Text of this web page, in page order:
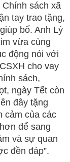
sách xã
tay trao tặng,
bố. Anh Lý
vừa cùng
động nói với
cho vay
sách,
ngày Tết còn
đây tặng
cảm của các
để sang
và sự quan
đền đáp”.